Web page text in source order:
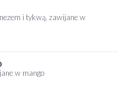
i tykwą, zawijane w
w mango